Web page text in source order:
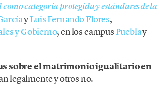
categoría protegida y estándares de la
yLuis Fernando Flores,
y Gobierno, en los campus Pueblay
sobre el matrimonio igualitario en
legalmente y otros no.